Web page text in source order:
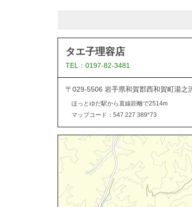
タエ子理容店
TEL：0197-82-3481
〒029-5506 岩手県和賀郡西和賀町湯之
ほっとゆだ駅から直線距離で2514m
マップコード：547 227 389*73